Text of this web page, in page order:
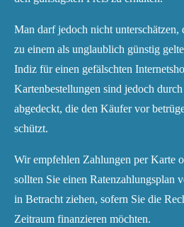
Man darf jedoch nicht unterschätzen,
zu einem als unglaublich günstig
Indiz für einen gefälschten
Kartenbestellungen sind jedoch
abgedeckt, die den Käufer vor
schützt.
Wir empfehlen Zahlungen per Karte
sollten Sie einen Ratenzahlungsplan
in Betracht ziehen, sofern Sie die
Zeitraum finanzieren möchten.